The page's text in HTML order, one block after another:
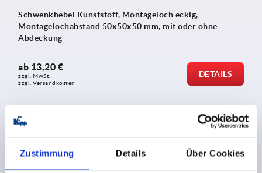
Zustimmung Details Über Cookies
Schwenkhebel Kunststoff, Montageloch eckig,
Montagelochabstand 50x50x50 mm, mit oder ohne
Abdeckung
ab 13,20 €
zzgl. MwSt.
zzgl. Versandkosten
DETAILS